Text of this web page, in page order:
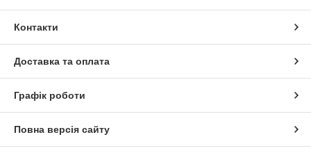
Контакти
Доставка та оплата
Графік роботи
Повна версія сайту